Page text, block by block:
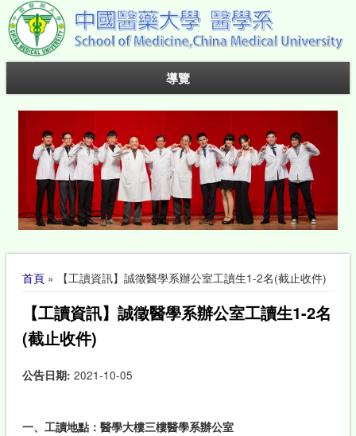
導覽
您在這裡
首頁» 【工讀資訊】誠徵醫學系辦公室工讀生1-2名(截止收件)
【工讀資訊】誠徵醫學系辦公室工讀生1-2名
(截止收件)
公告日期: 2021-10-05
一、工讀地點：醫學大樓三樓醫學系辦公室